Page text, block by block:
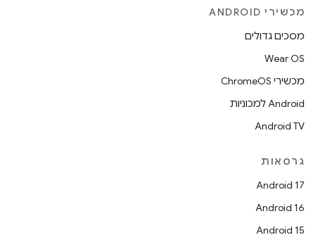
מכשירי ANDROID
מסכים גדולים
Wear OS
מכשירי ChromeOS
Android למכוניות
Android TV
גרסאות
Android 17
Android 16
Android 15